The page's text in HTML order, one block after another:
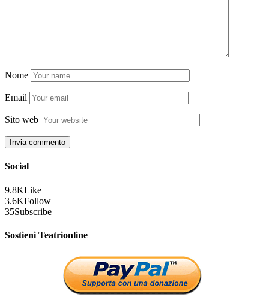
Nome
Email
Sito web
Social
9.8KLike
3.6KFollow
35Subscribe
Sostieni Teatrionline